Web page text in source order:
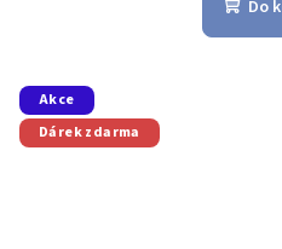
Do
Akce
Dárek zdarma